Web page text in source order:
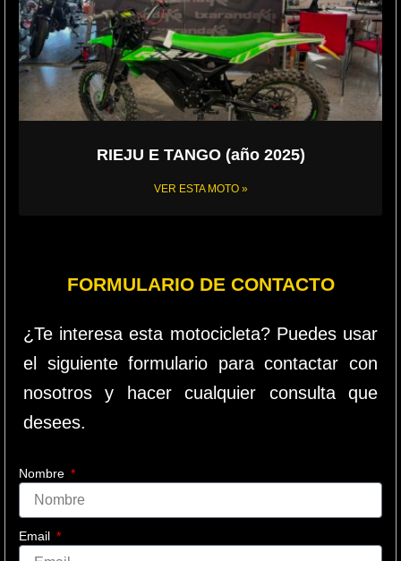
RIEJU E TANGO (año 2025)
VER ESTA MOTO »
FORMULARIO DE CONTACTO
¿Te interesa esta motocicleta? Puedes usar
el siguiente formulario para contactar con
nosotros y hacer cualquier consulta que
desees.
Nombre
Email